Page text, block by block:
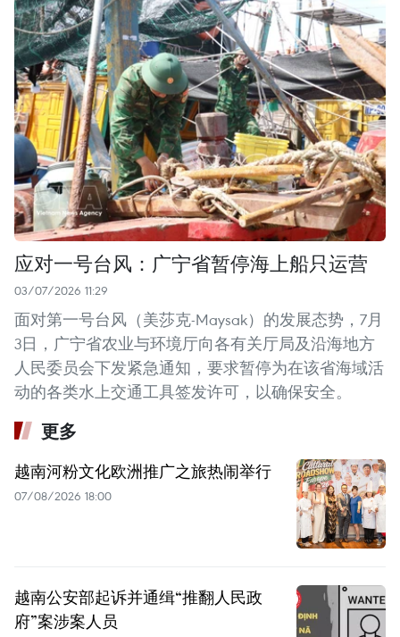
应对一号台风：广宁省暂停海上船只运营
03/07/2026 11:29
面对第一号台风（美莎克-Maysak）的发展态势，7月
3日，广宁省农业与环境厅向各有关厅局及沿海地方
人民委员会下发紧急通知，要求暂停为在该省海域活
动的各类水上交通工具签发许可，以确保安全。
更多
越南河粉文化欧洲推广之旅热闹举行
07/08/2026 18:00
越南公安部起诉并通缉“推翻人民政
府”案涉案人员